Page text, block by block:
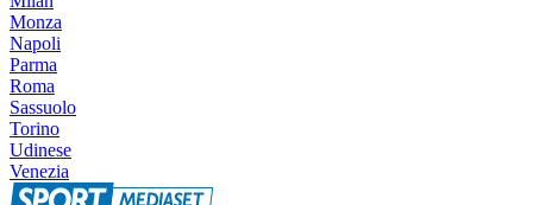
Monza
Napoli
Parma
Roma
Sassuolo
Torino
Udinese
Venezia